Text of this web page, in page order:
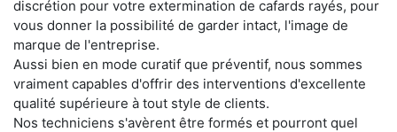
discrétion pour votre extermination de cafards rayés, pour
vous donner la possibilité de garder intact, l'image de
marque de l'entreprise.
Aussi bien en mode curatif que préventif, nous sommes
vraiment capables d'offrir des interventions d'excellente
qualité supérieure à tout style de clients.
Nos techniciens s'avèrent être formés et pourront quel